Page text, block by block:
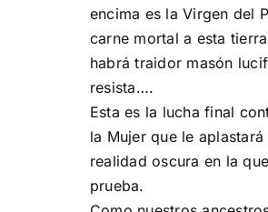
encima es la Virgen del
carne mortal a esta
habrá traidor masón
resista….
Esta es la lucha final
la Mujer que le
realidad oscura en la
prueba.